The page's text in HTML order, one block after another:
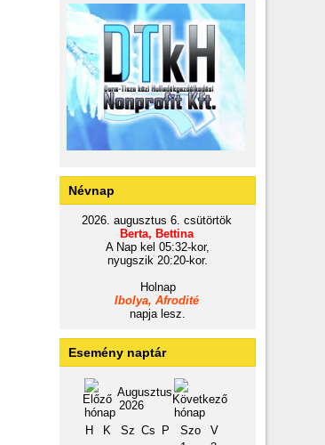
Névnap
2026. augusztus 6. csütörtök
Berta, Bettina
A Nap kel 05:32-kor,
nyugszik 20:20-kor.
Holnap
Ibolya, Afrodité
napja lesz.
Esemény naptár
Augusztus
2026
H
K Sz Cs P Szo
V